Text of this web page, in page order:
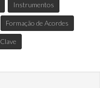
Instrumentos
Formação de Acordes
Clave